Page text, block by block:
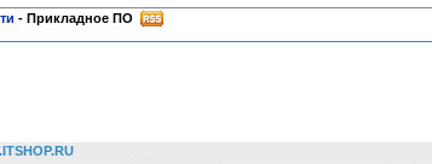
- Прикладное ПО